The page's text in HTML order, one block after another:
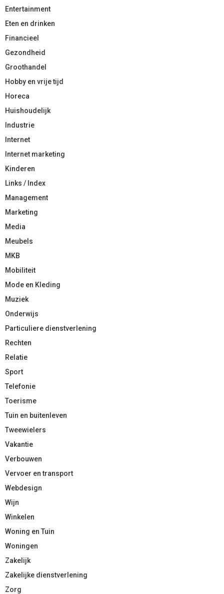
Entertainment
Eten en drinken
Financieel
Gezondheid
Groothandel
Hobby en vrije tijd
Horeca
Huishoudelijk
Industrie
Internet
Internet marketing
Kinderen
Links / Index
Management
Marketing
Media
Meubels
MKB
Mobiliteit
Mode en Kleding
Muziek
Onderwijs
Particuliere dienstverlening
Rechten
Relatie
Sport
Telefonie
Toerisme
Tuin en buitenleven
Tweewielers
Vakantie
Verbouwen
Vervoer en transport
Webdesign
Wijn
Winkelen
Woning en Tuin
Woningen
Zakelijk
Zakelijke dienstverlening
Zorg